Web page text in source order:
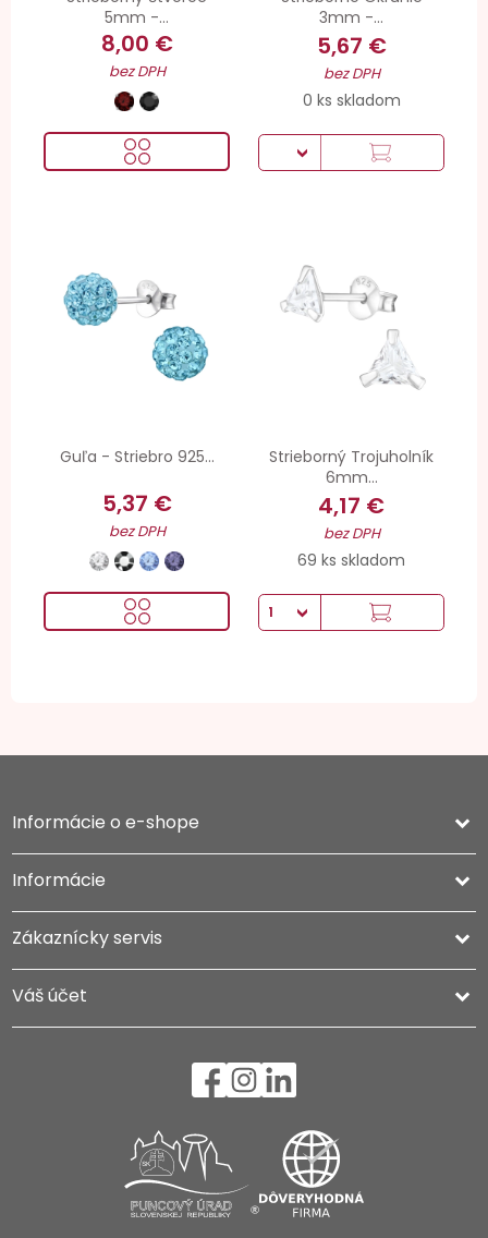
5mm -...
8,00 €
bez DPH
3mm -...
5,67 €
bez DPH
0 ks skladom
Guľa - Striebro 925...
5,37 €
bez DPH
Strieborný Trojuholník
6mm...
4,17 €
bez DPH
69 ks skladom
Informácie o e-shope keyboard_arrow_down
Informácie 
Zákaznícky servis 
Váš účet 